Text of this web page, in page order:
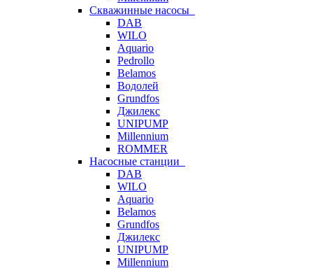
Скважинные насосы
DAB
WILO
Aquario
Pedrollo
Belamos
Водолей
Grundfos
Джилекс
UNIPUMP
Millennium
ROMMER
Насосные станции
DAB
WILO
Aquario
Belamos
Grundfos
Джилекс
UNIPUMP
Millennium